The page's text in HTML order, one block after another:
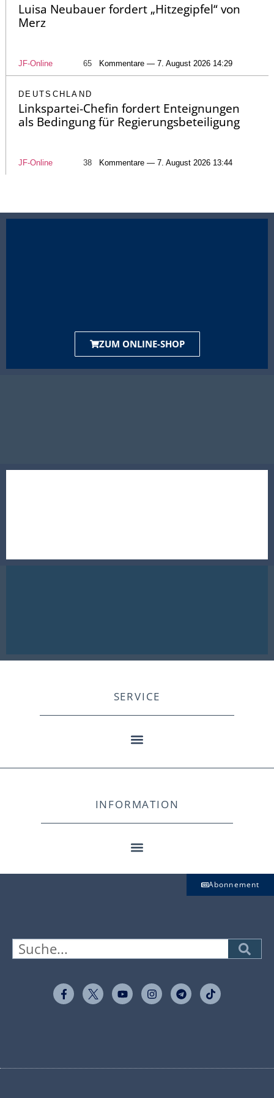
Luisa Neubauer fordert „Hitzegipfel“ von
Merz
JF-Online 65 Kommentare — 7. August 2026 14:29
DEUTSCHLAND
Linkspartei-Chefin fordert Enteignungen
als Bedingung für Regierungsbeteiligung
JF-Online 38 Kommentare — 7. August 2026 13:44
ZUM ONLINE-SHOP
SERVICE
INFORMATION
Abonnement